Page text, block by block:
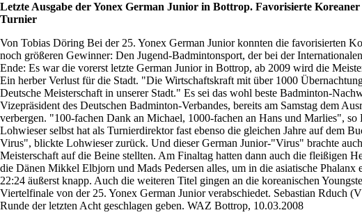
Letzte Ausgabe der Yonex German Junior in Bottrop. Favorisierte
Turnier
Von Tobias Döring Bei der 25. Yonex German Junior konnten die favorisierten
noch größeren Gewinner: Den Jugend-Badmintonsport, der bei der
Ende: Es war die vorerst letzte German Junior in Bottrop, ab 2009 wird die
Ein herber Verlust für die Stadt. "Die Wirtschaftskraft mit über 1000
Deutsche Meisterschaft in unserer Stadt." Es sei das wohl beste Badminton-
Vizepräsident des Deutschen Badminton-Verbandes, bereits am Samstag dem
verbergen. "100-fachen Dank an Michael, 1000-fachen an Hans und Marlies",
Lohwieser selbst hat als Turnierdirektor fast ebenso die gleichen Jahre auf dem
Virus", blickte Lohwieser zurück. Und dieser German Junior-"Virus" brachte
Meisterschaft auf die Beine stellten. Am Finaltag hatten dann auch die fleißigen
die Dänen Mikkel Elbjorn und Mads Pedersen alles, um in die asiatische
22:24 äußerst knapp. Auch die weiteren Titel gingen an die koreanischen
Viertelfinale von der 25. Yonex German Junior verabschiedet. Sebastian Rduch
Runde der letzten Acht geschlagen geben. WAZ Bottrop, 10.03.2008